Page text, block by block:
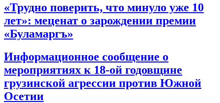
«Трудно поверить, что минуло уже 10
лет»: меценат о зарождении премии
«Буламаргъ»
Информационное сообщение о
мероприятиях к 18-ой годовщине
грузинской агрессии против Южной
Осетии